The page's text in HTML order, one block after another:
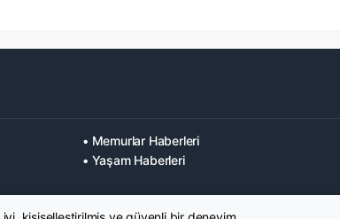
• Memurlar Haberleri
• Yaşam Haberleri